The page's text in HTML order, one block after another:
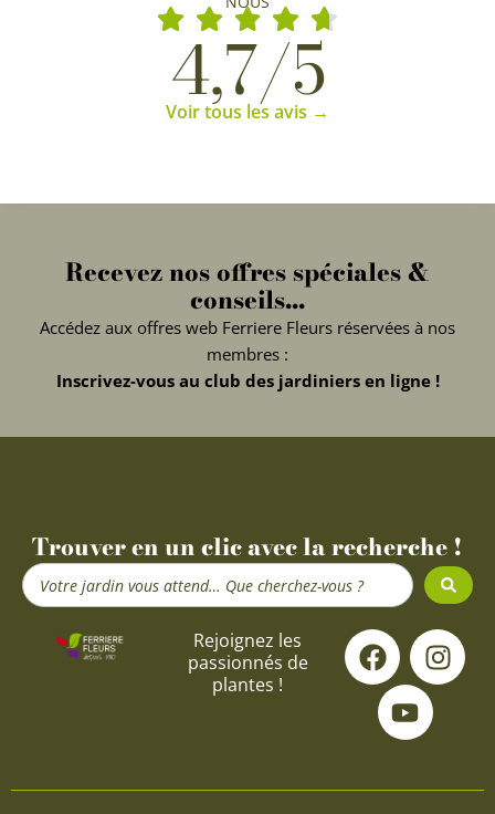
4,7/5
Voir tous les avis →
Recevez nos offres spéciales &
conseils...
Accédez aux offres web Ferriere Fleurs réservées à nos
membres :
Inscrivez-vous au club des jardiniers en ligne !
Trouver en un clic avec la recherche !
Search
...
Rejoignez les
passionnés de
plantes !
F
a
c
e
o
I
n
s
g
Y
o
u
t
u
b